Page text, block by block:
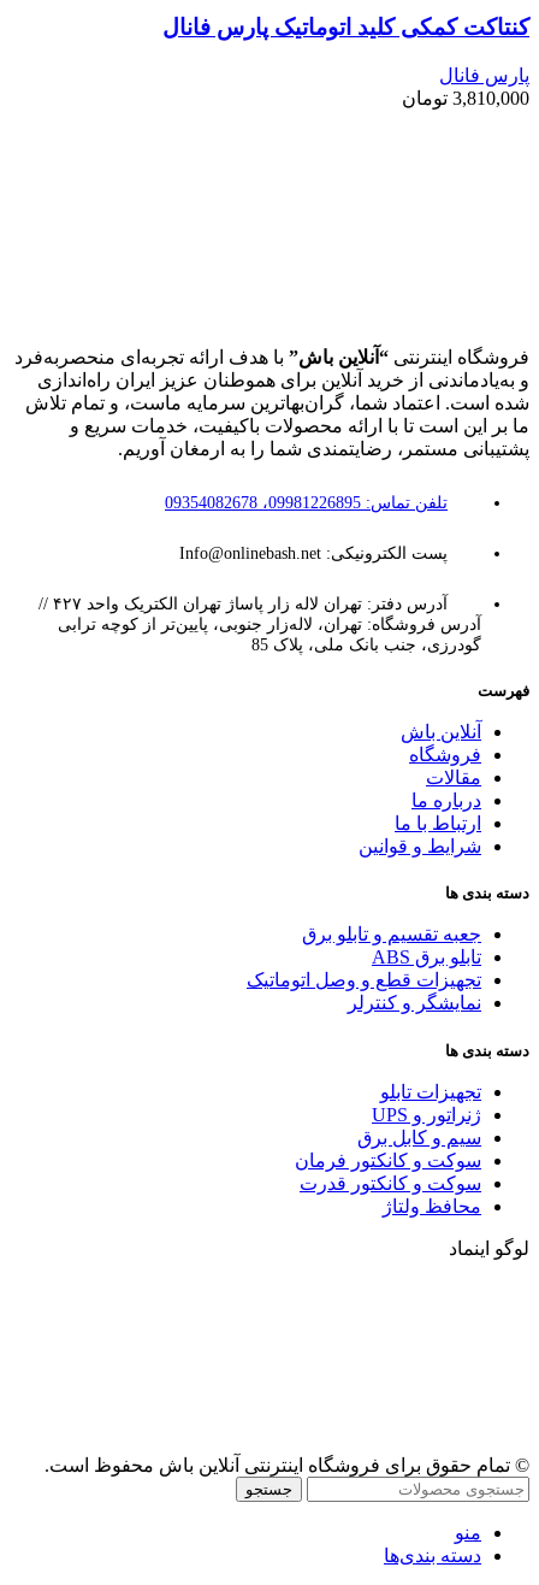
کنتاکت کمکی کلید اتوماتیک پارس فانال
پارس فانال
3,810,000 تومان
فروشگاه اینترنتی “آنلاین باش” با هدف ارائه تجربه‌ای منحصربه‌فرد
و به‌یادماندنی از خرید آنلاین برای هموطنان عزیز ایران راه‌اندازی
شده است. اعتماد شما، گران‌بهاترین سرمایه ماست، و تمام تلاش
ما بر این است تا با ارائه محصولات باکیفیت، خدمات سریع و
پشتیبانی مستمر، رضایتمندی شما را به ارمغان آوریم.
تلفن تماس: 09981226895، 09354082678
پست الکترونیکی: Info@onlinebash.net
آدرس دفتر: تهران لاله زار پاساژ تهران الکتریک واحد ۴۲۷ //
آدرس فروشگاه: تهران، لاله‌زار جنوبی، پایین‌تر از کوچه ترابی
گودرزی، جنب بانک ملی، پلاک 85
فهرست
آنلاین باش
فروشگاه
مقالات
درباره ما
ارتباط با ما
شرایط و قوانین
دسته بندی ها
جعبه تقسیم و تابلو برق
تابلو برق ABS
تجهیزات قطع و وصل اتوماتیک
نمایشگر و کنترلر
دسته بندی ها
تجهیزات تابلو
ژنراتور و UPS
سیم و کابل برق
سوکت و کانکتور فرمان
سوکت و کانکتور قدرت
محافظ ولتاژ
لوگو اینماد
© تمام حقوق برای فروشگاه اینترنتی آنلاین باش محفوظ است.
جستجو
منو
دسته بندی‌ها